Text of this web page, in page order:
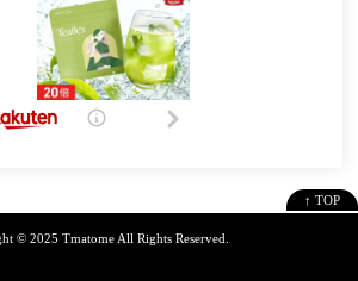
↑ TOP
© 2025 TmatomeAll Rights Reserved.